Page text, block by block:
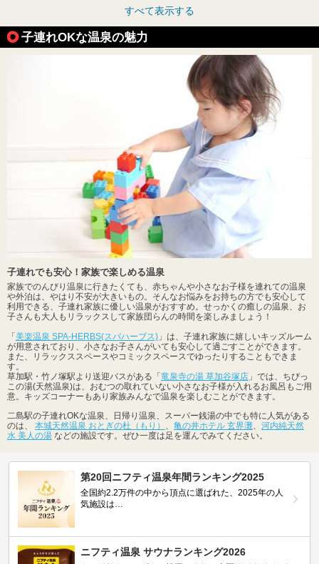
すべて表示する
子連れOKな温泉の魅力
子連れでも安心！家族で楽しめる温泉
家族でのんびり温泉に行きたくても、赤ちゃんや小さなお子様を連れての温泉
や外泊は、やはり不安が大きいもの。そんなお悩みをお持ちの方でも安心して
利用できる、子連れ家族に優しい温泉がおすすめ。せっかくの癒しの温泉、お
子さんも大人もリラックスして家族団らんの時間を楽しみましょう！
「美楽温泉 SPA-HERBS(スパハーブス) 」は、子連れ家族に嬉しいキッズルーム
が用意されており、小さなお子さんがいても安心して過ごすことができます。
また、リラックススペースやコミックスペースでゆったりすることもできま
す。
草加駅・竹ノ塚駅より送迎バスがある「竜泉寺の湯 草加谷塚店 」では、ちびっ
この湯(天然温泉)は、おむつの取れていない小さなお子様が入れるお風呂もご用
意。キッズコーナーもあり家族みんなで温泉を楽しむことができます。
二島駅の子連れOKな温泉、日帰り温泉、スーパー銭湯の中でも特に人気がある
のは、 本城天然温泉 おとぎの杜（もり） 亀の井ホテル 玄界灘
河内純天然
水 美人の湯 などの施設です。ぜひ一度は足を運んでみてください。
第20回ニフティ温泉年間ランキング2025
全国約2.2万件の中から頂点に選ばれた、2025年の人
気施設は…
ニフティ温泉 サウナランキング2026